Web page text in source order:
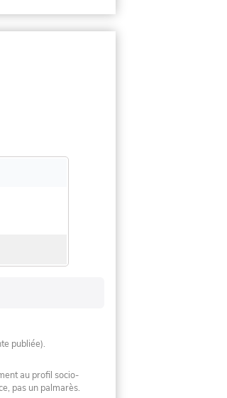
publiée).
au profil socio-
pas un palmarès.